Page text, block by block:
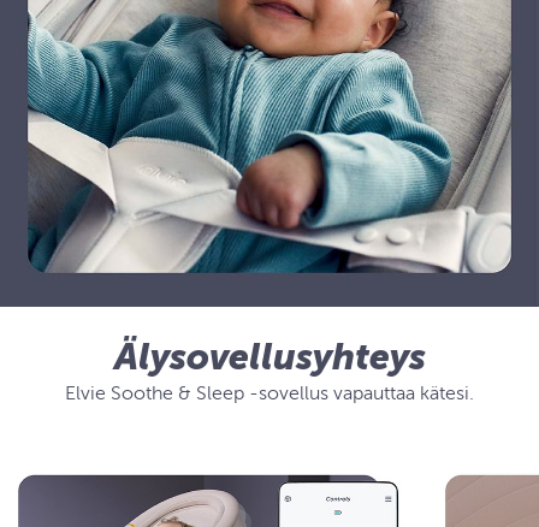
Älysovellusyhteys
Elvie Soothe & Sleep -sovellus vapauttaa kätesi.